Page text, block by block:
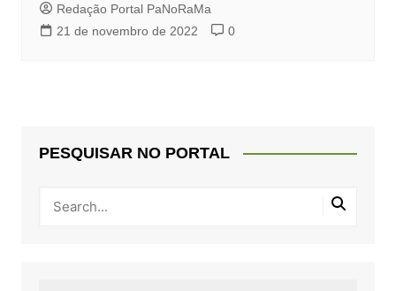
Redação Portal PaNoRaMa
21 de novembro de 2022
0
PESQUISAR NO PORTAL